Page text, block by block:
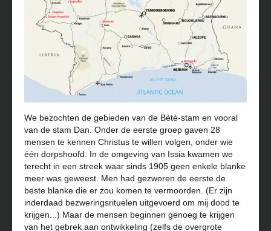
We bezochten de gebieden van de Bètè-stam en vooral
van de stam Dan. Onder de eerste groep gaven 28
mensen te kennen Christus te willen volgen, onder wie
één dorpshoofd. In de omgeving van Issia kwamen we
terecht in een streek waar sinds 1905 geen enkele blanke
meer was geweest. Men had gezworen de eerste de
beste blanke die er zou komen te vermoorden. (Er zijn
inderdaad bezweringsrituelen uitgevoerd om mij dood te
krijgen...) Maar de mensen beginnen genoeg te krijgen
van het gebrek aan ontwikkeling (zelfs de overgrote